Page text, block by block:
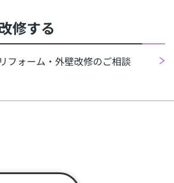
修する
フォーム・外壁改修のご相談